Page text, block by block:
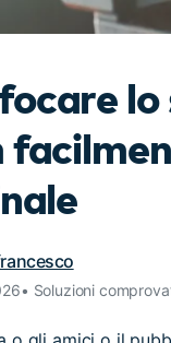
Soluzioni